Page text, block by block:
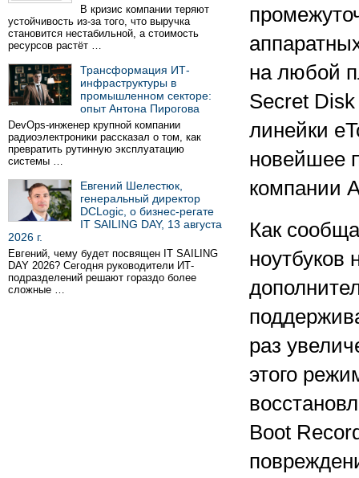
В кризис компании теряют
устойчивость из-за того, что выручка
становится нестабильной, а стоимость
ресурсов растёт …
Трансформация ИТ-
инфраструктуры в
промышленном секторе:
опыт Антона Пирогова
DevOps-инженер крупной компании
радиоэлектроники рассказал о том, как
превратить рутинную эксплуатацию
системы …
Евгений Шелестюк,
генеральный директор
DCLogic, о бизнес-регате
IT SAILING DAY, 13 августа
2026 г.
Евгений, чему будет посвящен IT SAILING
DAY 2026? Сегодня руководители ИТ-
подразделений решают гораздо более
сложные …
на любой
Secret
линейки
новейшее
компании
Как
ноутбуков
раз
этого
Boot